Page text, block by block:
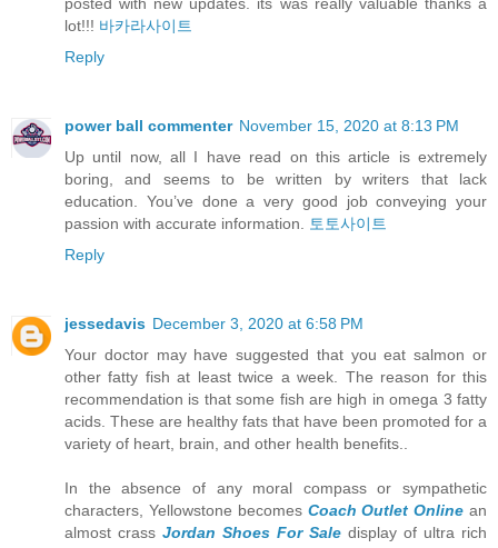
lot!!! 바카라사이트
Reply
power ball commenter November 15, 2020 at 8:13 PM
Up until now, all I have read on this article is extremely
boring, and seems to be written by writers that lack
education. You’ve done a very good job conveying your
passion with accurate information.
토토사이트
Reply
jessedavis December 3, 2020 at 6:58 PM
Your doctor may have suggested that you eat salmon or
other fatty fish at least twice a week. The reason for this
recommendation is that some fish are high in omega 3 fatty
acids. These are healthy fats that have been promoted for a
variety of heart, brain, and other health benefits..
In the absence of any moral compass or sympathetic
characters, Yellowstone becomes Coach Outlet Online an
almost crass Jordan Shoes For Sale display of ultra rich